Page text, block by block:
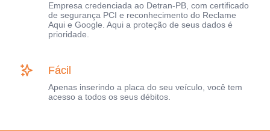
Empresa credenciada ao Detran-PB, com certificado
de segurança PCI e reconhecimento do Reclame
Aqui e Google. Aqui a proteção de seus dados é
prioridade.
Fácil
Apenas inserindo a placa do seu veículo, você tem
acesso a todos os seus débitos.